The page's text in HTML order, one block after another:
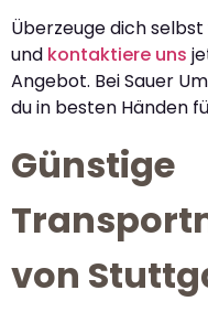
Überzeuge dich
und kontaktiere uns
Angebot. Bei Sauer
du in besten Händen
Günstige
von